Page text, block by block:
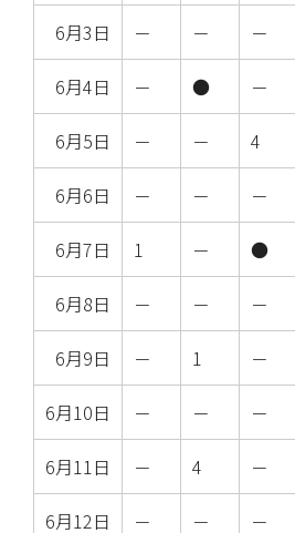
6月3日 － － －
6月4日 － ● －
6月5日 － － 4
6月6日 － － －
6月7日 1 － ●
6月8日 － － －
6月9日 － 1 －
6月10日 － － －
6月11日 － 4 －
6月12日 － － －